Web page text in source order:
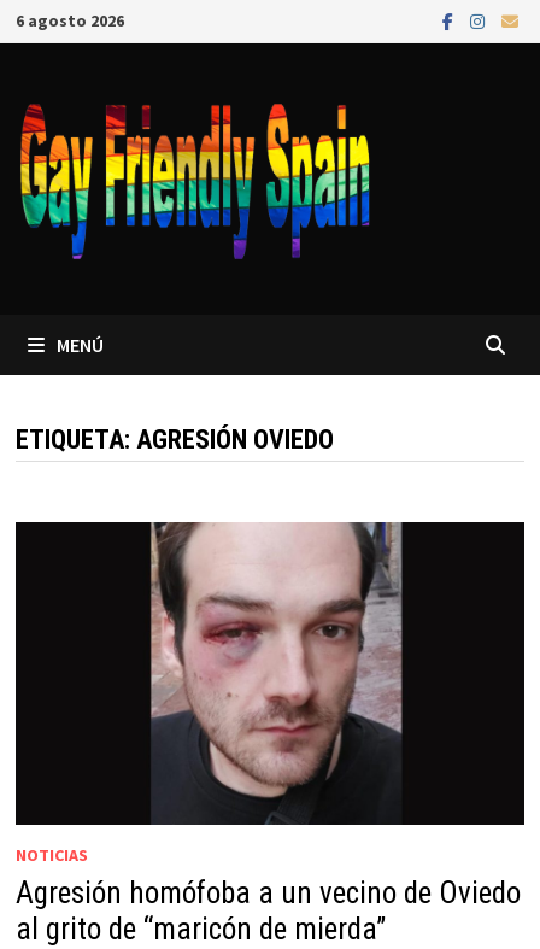
6 agosto 2026
MENÚ
ETIQUETA: AGRESIÓN OVIEDO
NOTICIAS
Agresión homófoba a un vecino de Oviedo
al grito de “maricón de mierda”